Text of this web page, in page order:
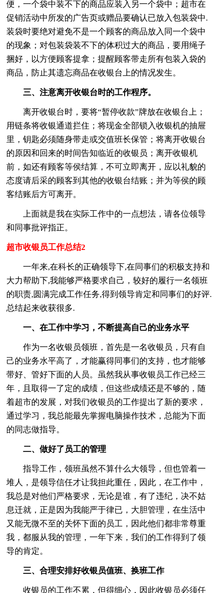
便，一个袋中装不下的商品应装入另一个袋中；超市在
促销活动中所发的广告页或赠品要确认已放入包装袋中.
装袋时要绝对避免不是一个顾客的商品放入同一个袋中
的现象；对包装袋装不下的体积过大的商品，要用绳子
捆好，以方便顾客提拿；提醒顾客带走所有包装入袋的
商品，防止其遗忘商品在收银台上的情况发生。
三、注意离开收银台时的工作程序。
离开收银台时，要将“暂停收款”牌放在收银台上；
用链条将收银通道拦住；将现金全部锁入收银机的抽屉
里，钥匙必须随身带走或交值班长保管；将离开收银台
的原因和回来的时间告知临近的收银员；离开收银机
前，如还有顾客等侯结算，不可立即离开，应以礼貌的
态度请后采的顾客到其他的收银台结账；并为等侯的顾
客结账后方可离开。
上面就是我在实际工作中的一点想法，请各位领导
和同事批评指正。
超市收银员工作总结2
一年来,在科长的正确领导下,在同事们的积极支持和
大力帮助下,我能够严格要求自己，较好的履行一名领班
的职责,圆满完成工作任务,得到领导肯定和同事们的好评.
总结起来收获很多.
一、在工作中学习，不断提高自己的业务水平
作为一名收银员领班，首先是一名收银员，只有自
己的业务水平高了，才能赢得同事们的支持，也才能够
带好、管好下面的人员。虽然我从事收银员工作已经三
年，且取得一了定的成绩，但这些成绩还是不够的，随
着超市的发展，对我们收银员的工作提出了新的要求，
通过学习，我总能最先掌握电脑操作技术，总能为下面
的同志做指导。
二、做好了员工的管理
指导工作，领班虽然不算什么大领导，但也管着一
堆人，是领导信任才让我担此重任，因此，在工作中，
我总是对他们严格要求，无论是谁，有了违纪，决不姑
息迁就，正是因为我能严于律已，大胆管理，在生活中
又能无微不至的关怀下面的员工，因此他们都非常尊重
我，都服从我的管理，一年下来，我们的工作得到了领
导的肯定。
三、合理安排好收银员值班、换班工作
收银员的工作不累，但得细心，因此收银员必须任